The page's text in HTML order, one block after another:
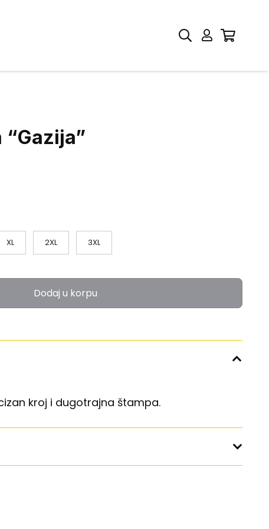
XL 2XL 3XL
Dodaj u korpu
kroj i dugotrajna štampa.